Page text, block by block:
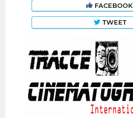
FACEBOOK
TWEET